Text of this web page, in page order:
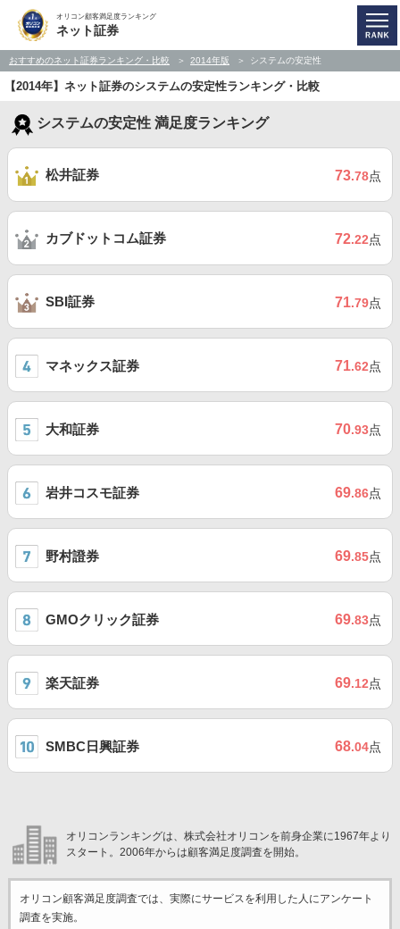
オリコン顧客満足度ランキング
ネット証券
おすすめのネット証券ランキング・比較 2014年版 システムの安定性
【2014年】ネット証券のシステムの安定性ランキング・比較
システムの安定性 満足度ランキング
松井証券 73.78点
カブドットコム証券 72.22点
SBI証券 71.79点
マネックス証券 71.62点
大和証券 70.93点
岩井コスモ証券 69.86点
野村證券 69.85点
GMOクリック証券 69.83点
楽天証券 69.12点
SMBC日興証券 68.04点
オリコンランキングは、株式会社オリコンを前身企業に1967年より
スタート。2006年からは顧客満足度調査を開始。
オリコン顧客満足度調査では、実際にサービスを利用した 人にアンケート
調査を実施。